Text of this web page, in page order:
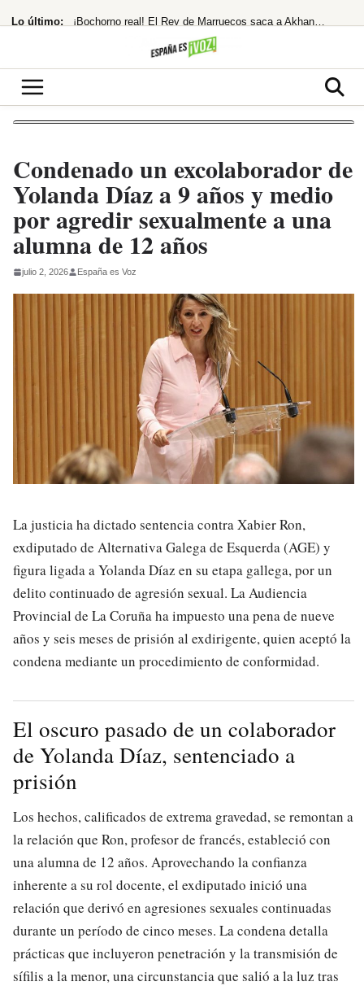
al Lo último: ¡Bochorno real! El Rey de Marruecos saca a Akhannouch de sus vacaciones de lujo
Despidos masivos en el horizonte tras la millonaria compra
Condenado un excolaborador de
Yolanda Díaz a 9 años y medio
por agredir sexualmente a una
alumna de 12 años
julio 2, 2026 España es Voz
La justicia ha dictado sentencia contra Xabier Ron,
exdiputado de Alternativa Galega de Esquerda (AGE) y
figura ligada a Yolanda Díaz en su etapa gallega, por un
delito continuado de agresión sexual. La Audiencia
Provincial de La Coruña ha impuesto una pena de nueve
años y seis meses de prisión al exdirigente, quien aceptó la
condena mediante un procedimiento de conformidad.
El oscuro pasado de un colaborador
de Yolanda Díaz, sentenciado a
prisión
Los hechos, calificados de extrema gravedad, se remontan a
la relación que Ron, profesor de francés, estableció con
una alumna de 12 años. Aprovechando la confianza
inherente a su rol docente, el exdiputado inició una
relación que derivó en agresiones sexuales continuadas
durante un período de cinco meses. La condena detalla
prácticas que incluyeron penetración y la transmisión de
sífilis a la menor, una circunstancia que salió a la luz tras